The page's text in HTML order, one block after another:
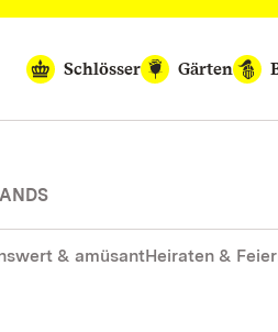
Schlösser
Gärten
& amüsantHeiraten &